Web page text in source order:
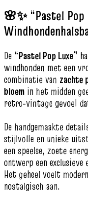
🌸✨ “Pastel
De “Pastel Pop Luxe”
windhonden met een
combinatie van zachte
bloem in het midden
retro‑vintage gevoel
De handgemaakte
stijlvolle en unieke
een speelse, zoete
ontwerp een
Het geheel voelt
nostalgisch aan.